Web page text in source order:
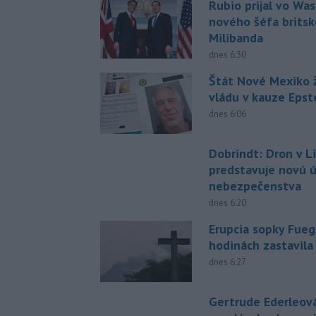
Rubio prijal vo
nového šéfa
Milibanda
dnes 6:30
Štát Nové Mexiko
vládu v kauze
dnes 6:06
Dobrindt: Dron v
predstavuje novú
nebezpečenstva
dnes 6:20
Erupcia sopky
hodinách zastavila
dnes 6:27
Gertrude